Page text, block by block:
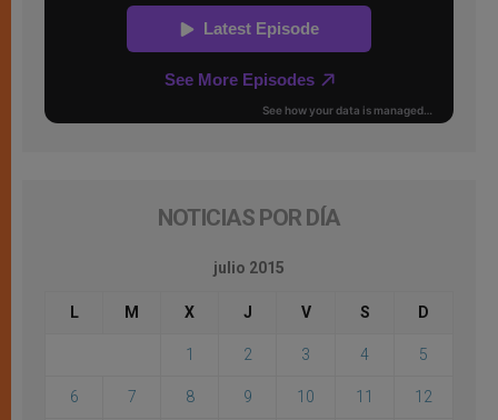
NOTICIAS POR DÍA
julio 2015
L M X J V S D
1 2 3 4 5
6 7 8 9 10 11 12